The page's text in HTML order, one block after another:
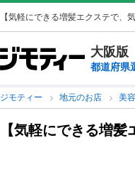
【気軽にできる増髪エクステで、
大阪版
都道府県
ジモティー 地元のお店 美容
【気軽にできる増